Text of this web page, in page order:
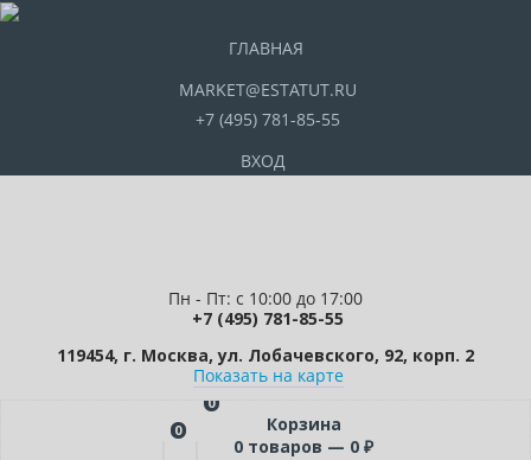
ГЛАВНАЯ
MARKET@ESTATUT.RU
+7 (495) 781-85-55
ВХОД
Пн - Пт: с 10:00 до 17:00
+7 (495) 781-85-55
119454, г. Москва, ул. Лобачевского, 92, корп. 2
Показать на карте
0
0
Корзина
0 товаров — 0 ₽